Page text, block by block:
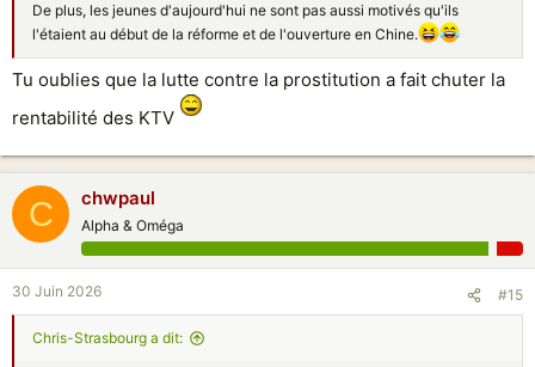
De plus, les jeunes d'aujourd'hui ne sont pas aussi motivés qu'ils
l'étaient au début de la réforme et de l'ouverture en Chine.
Tu oublies que la lutte contre la prostitution a fait chuter la
rentabilité des KTV
C chwpaul
Alpha & Oméga
30 Juin 2026 #15
Chris-Strasbourg a dit: